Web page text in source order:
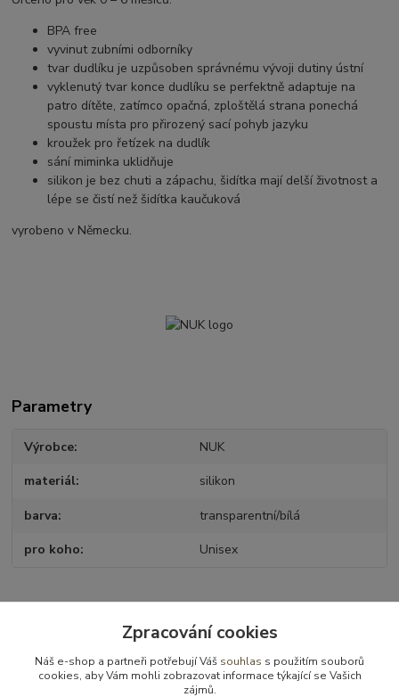
BPA free
vyvinut zubními odborníky
tvar dudlíku je uzpůsoben správnému vývoji dutiny ústní
vyklenutý tvar konce dudlíku se perfektně adaptuje na
patro dítěte, zatímco opačná, zploštělá strana ponechá
spoustu místa pro přirozený sací pohyb jazyku
kroužek pro řetízek na dudlík
sání miminka uklidňuje
silikon je bez chuti a zápachu, šidítka mají delší životnost a
lépe se čistí než šidítka kaučuková
vyrobeno v Německu.
Parametry
Výrobce NUK
materiál silikon
barva transparentní/bílá
pro koho Unisex
Zboží zařazeno v kategoriích
Kojenecké potřeby
Dudlíky a příslušenství
Zpracování cookies
Náš e-shop a partneři potřebují Váš souhlas s použitím souborů
cookies, aby Vám mohli zobrazovat informace týkající se Vašich
zájmů.